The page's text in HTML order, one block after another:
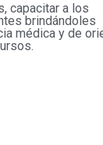
capacitar a los
brindándoles
médica y de